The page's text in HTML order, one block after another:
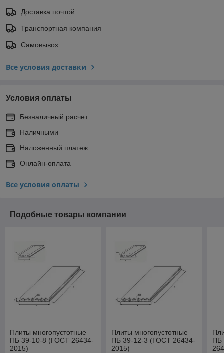
Доставка почтой
Транспортная компания
Самовывоз
Все условия доставки
Условия оплаты
Безналичный расчет
Наличными
Наложенный платеж
Онлайн-оплата
Все условия оплаты
Подобные товары компании
Плиты многопустотные
ПБ 39-10-8 (ГОСТ 26434-
2015)
Плиты многопустотные
ПБ 39-12-3 (ГОСТ 26434-
2015)
ПБ